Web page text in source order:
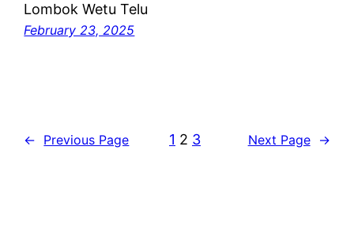
Lombok Wetu Telu
February 23, 2025
← Previous Page 1 2 3 Next Page →